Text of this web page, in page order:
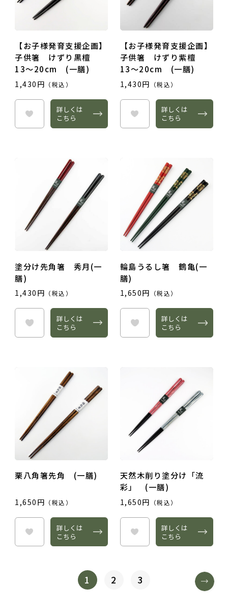
【お子様発育支援企画】
子供箸 けずり黒檀
13～20cm (一膳)
1,430円 （税込）
詳しくは
こちら
【お子様発育支援企画】
子供箸 けずり紫檀
13～20cm (一膳)
1,430円 （税込）
詳しくは
こちら
塗分け先角箸 秀月(一
膳)
1,430円 （税込）
詳しくは
こちら
輪島うるし箸 鶴亀(一
膳)
1,650円 （税込）
詳しくは
こちら
栗八角箸先角 (一膳)
1,650円 （税込）
詳しくは
こちら
天然木削り塗分け「流
彩」 (一膳)
1,650円 （税込）
詳しくは
こちら
1 2 3